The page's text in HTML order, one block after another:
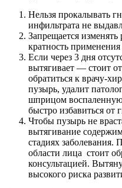
Нельзя прокалывать
инфильтрата не
Запрещается
кратность
Если через 3 дня
вытягивает — стоит
обратиться к врачу-
пузырь, удалит
шприцом воспаленную
быстро избавиться от
Чтобы пузырь не
вытягивание
стадиях
области лица стоит
консультацией.
высокого риска